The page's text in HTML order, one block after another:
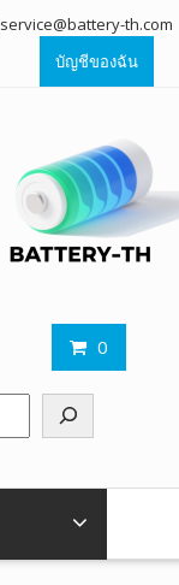
service@battery-th.com
บัญชีของฉัน
0